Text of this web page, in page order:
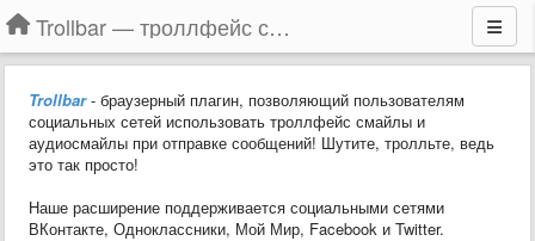
Trollbar — троллфейс смайлы для Контакта, Фейсбука, Одноклассников
Trollbar- браузерный плагин, позволяющий пользователям
социальных сетей использовать троллфейс смайлы и
аудиосмайлы при отправке сообщений! Шутите, тролльте, ведь
это так просто!
Наше расширение поддерживается социальными сетями
ВКонтакте, Одноклассники, Мой Мир, Facebook и Twitter.